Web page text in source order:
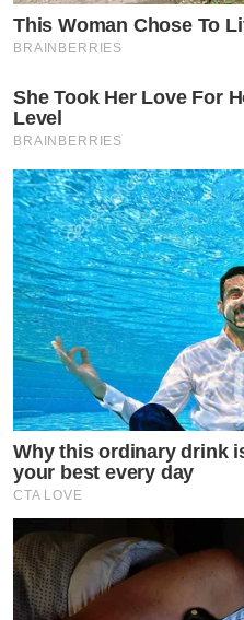
This Woman Chose To
BRAINBERRIES
She Took Her Love For
Level
BRAINBERRIES
Why this ordinary drink
your best every day
CTA LOVE